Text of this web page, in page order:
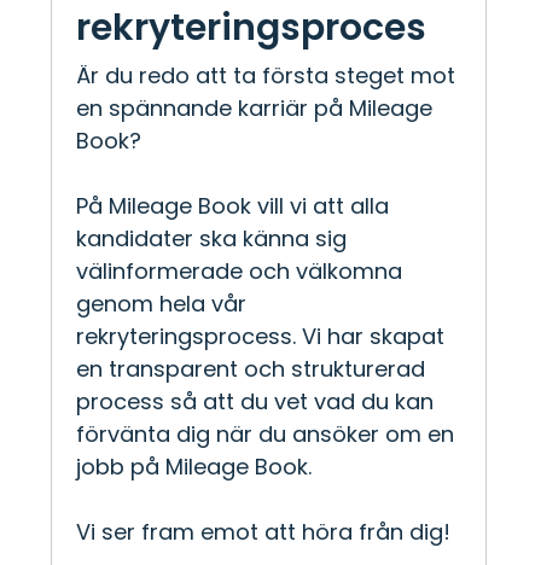
rekryteringsproces
Är du redo att ta första steget mot
en spännande karriär på Mileage
Book?
På Mileage Book vill vi att alla
kandidater ska känna sig
välinformerade och välkomna
genom hela vår
rekryteringsprocess. Vi har skapat
en transparent och strukturerad
process så att du vet vad du kan
förvänta dig när du ansöker om en
jobb på Mileage Book.
Vi ser fram emot att höra från dig!